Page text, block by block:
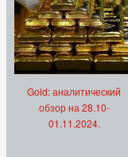
Gold: аналитический
обзор на 28.10-
01.11.2024.